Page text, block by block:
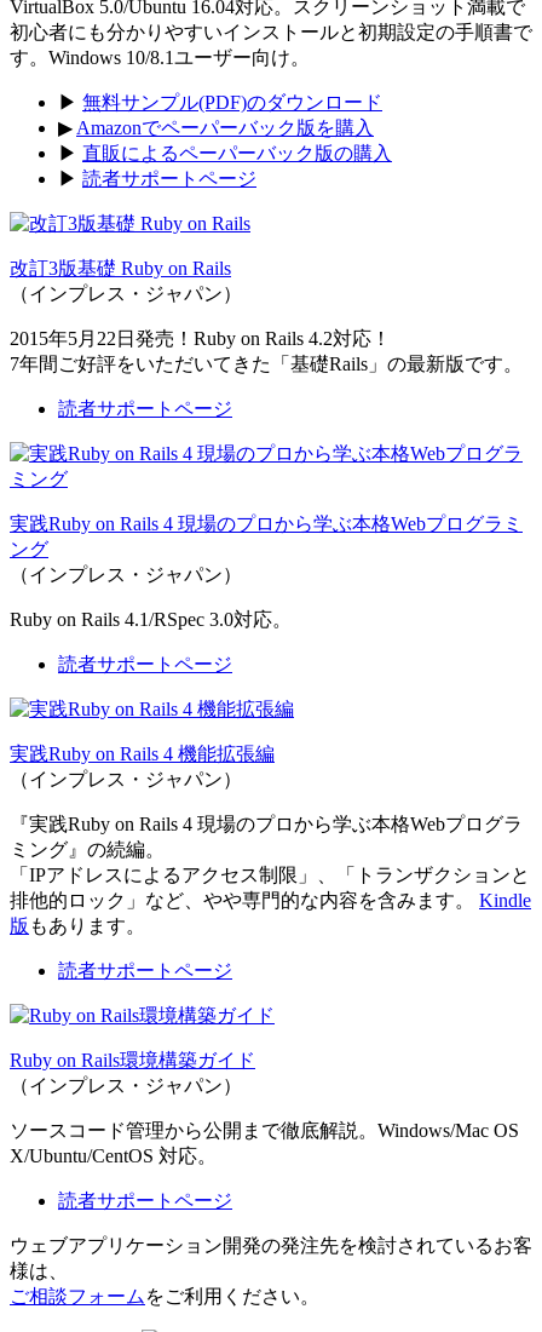
VirtualBox 5.0/Ubuntu 16.04対応。スクリーンショット満載で
初心者にも分かりやすいインストールと初期設定の手順書で
す。Windows 10/8.1ユーザー向け。
▶ 無料サンプル(PDF)のダウンロード
▶ Amazonでペーパーバック版を購入
▶ 直販によるペーパーバック版の購入
▶ 読者サポートページ
改訂3版基礎 Ruby on Rails
（インプレス・ジャパン）
2015年5月22日発売！Ruby on Rails 4.2対応！
7年間ご好評をいただいてきた「基礎Rails」の最新版です。
読者サポートページ
実践Ruby on Rails 4 現場のプロから学ぶ本格Webプログラミ
ング
（インプレス・ジャパン）
Ruby on Rails 4.1/RSpec 3.0対応。
読者サポートページ
実践Ruby on Rails 4 機能拡張編
（インプレス・ジャパン）
『実践Ruby on Rails 4 現場のプロから学ぶ本格Webプログラ
ミング』の続編。
「IPアドレスによるアクセス制限」、「トランザクションと
排他的ロック」など、やや専門的な内容を含みます。 Kindle
版 もあります。
読者サポートページ
Ruby on Rails環境構築ガイド
（インプレス・ジャパン）
ソースコード管理から公開まで徹底解説。Windows/Mac OS
X/Ubuntu/CentOS 対応。
読者サポートページ
ウェブアプリケーション開発の発注先を検討されているお客
様は、
ご相談フォーム をご利用ください。